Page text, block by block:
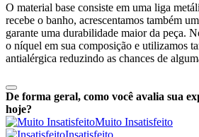
O material base consiste em uma liga
recebe o banho, acrescentamos também
garante uma durabilidade maior da peça.
o níquel em sua composição e utilizamos
antialérgica reduzindo as chances de
De forma geral, como você avalia sua
hoje?
Muito Insatisfeito
Insatisfeito